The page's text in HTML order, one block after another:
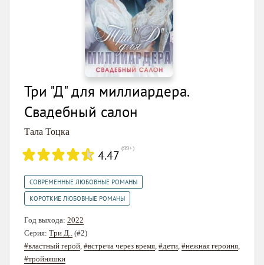
Три "Д" для миллиардера.
Свадебный салон
Тала Тоцка
4.47 (99+)
СОВРЕМЕННЫЕ ЛЮБОВНЫЕ РОМАНЫ
КОРОТКИЕ ЛЮБОВНЫЕ РОМАНЫ
Год выхода: 2022
Серия: Три Д.. (#2)
#властный герой #встреча через время #дети #нежная героиня
#тройняшки